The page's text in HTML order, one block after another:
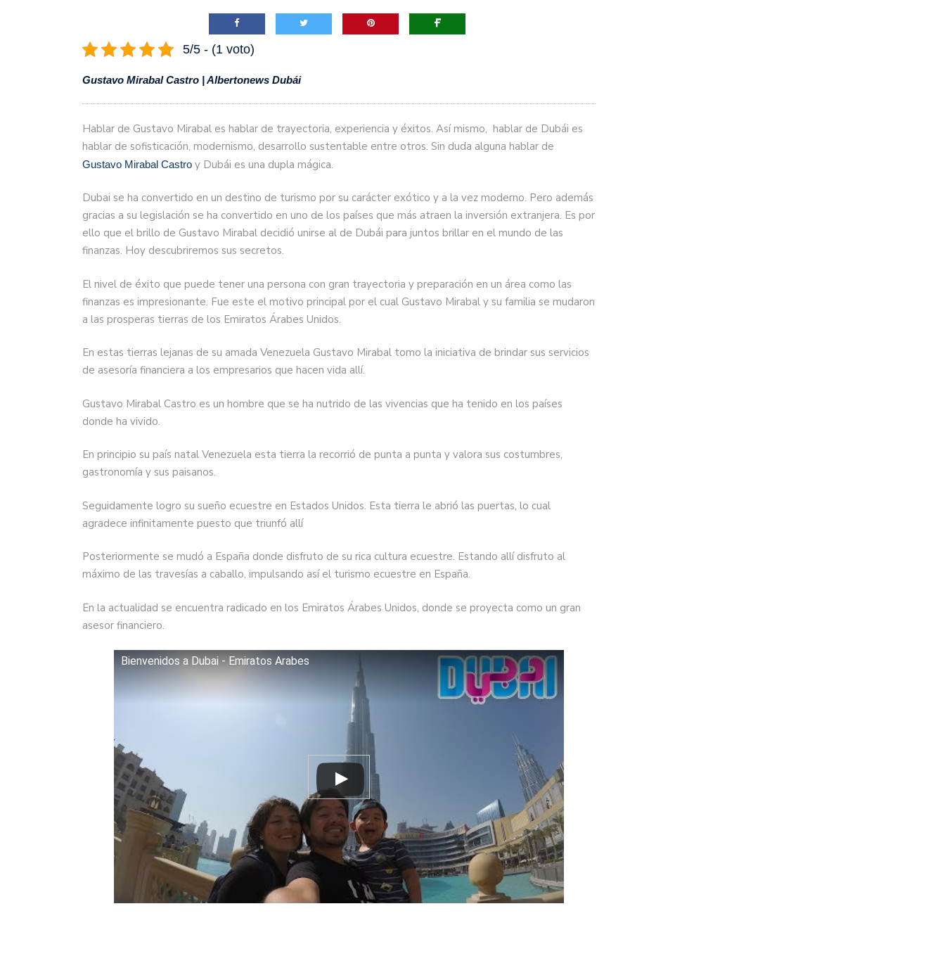
5/5 - (1 voto)
Gustavo Mirabal Castro | Albertonews Dubái
Hablar de Gustavo Mirabal es hablar de trayectoria, experiencia y éxitos. Así mismo, hablar de Dubái es
hablar de sofisticación, modernismo, desarrollo sustentable entre otros. Sin duda alguna hablar de
Gustavo Mirabal Castro y Dubái es una dupla mágica.
Dubai se ha convertido en un destino de turismo por su carácter exótico y a la vez moderno. Pero además
gracias a su legislación se ha convertido en uno de los países que más atraen la inversión extranjera. Es por
ello que el brillo de Gustavo Mirabal decidió unirse al de Dubái para juntos brillar en el mundo de las
finanzas. Hoy descubriremos sus secretos.
El nivel de éxito que puede tener una persona con gran trayectoria y preparación en un área como las
finanzas es impresionante. Fue este el motivo principal por el cual Gustavo Mirabal y su familia se mudaron
a las prosperas tierras de los Emiratos Árabes Unidos.
En estas tierras lejanas de su amada Venezuela Gustavo Mirabal tomo la iniciativa de brindar sus servicios
de asesoría financiera a los empresarios que hacen vida allí.
Gustavo Mirabal Castro es un hombre que se ha nutrido de las vivencias que ha tenido en los países
donde ha vivido.
En principio su país natal Venezuela esta tierra la recorrió de punta a punta y valora sus costumbres,
gastronomía y sus paisanos.
Seguidamente logro su sueño ecuestre en Estados Unidos. Esta tierra le abrió las puertas, lo cual
agradece infinitamente puesto que triunfó allí
Posteriormente se mudó a España donde disfruto de su rica cultura ecuestre. Estando allí disfruto al
máximo de las travesías a caballo, impulsando así el turismo ecuestre en España.
En la actualidad se encuentra radicado en los Emiratos Árabes Unidos, donde se proyecta como un gran
asesor financiero.
Bienvenidos a Dubai - Emiratos Arabes